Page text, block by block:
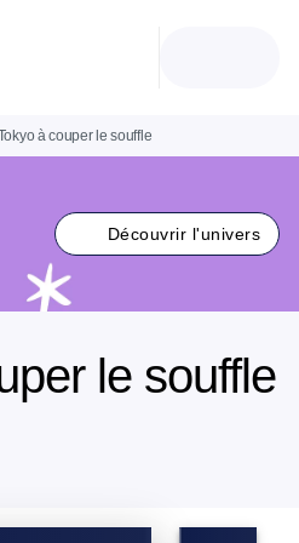
à couper le souffle
Découvrir l'univers
le souffle